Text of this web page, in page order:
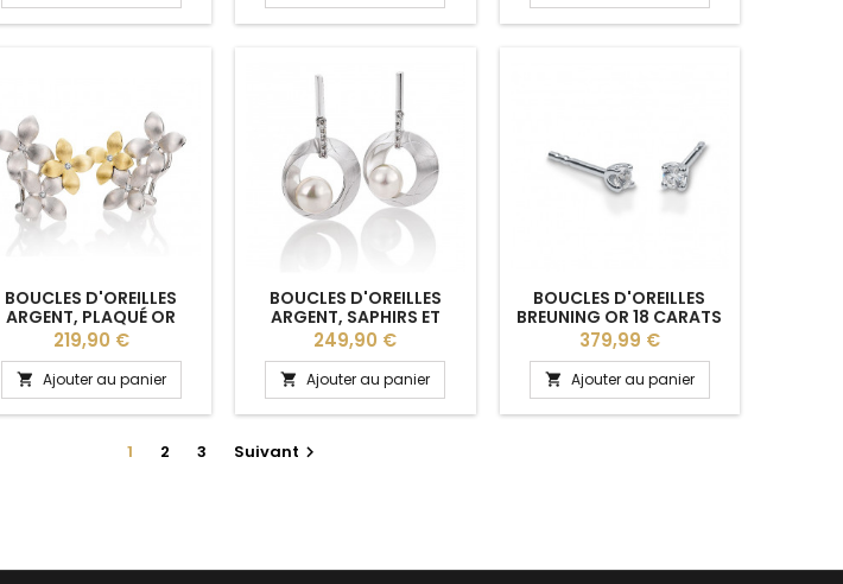
BOUCLES D'OREILLES
ARGENT, PLAQUÉ OR
JAUNE ET SAPHIRS
BLANCS BREUNING
Prix
219,90 €
 Ajouter au panier
BOUCLES D'OREILLES
ARGENT, SAPHIRS ET
PERLES DE CULTURE
BREUNING
Prix
249,90 €
 Ajouter au panier
BOUCLES D'OREILLES
BREUNING OR 18 CARATS
ET DIAMANT
Prix
379,99 €
 Ajouter au panier
1 2 3 Suivant 